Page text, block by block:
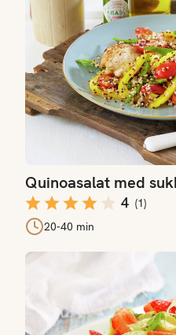
Quinoasalat med
4 (1)
20-40 min
Jordbærsalat med